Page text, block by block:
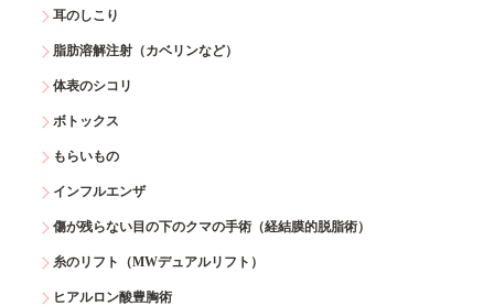
耳のしこり
脂肪溶解注射（カベリンなど）
体表のシコリ
ボトックス
もらいもの
インフルエンザ
傷が残らない目の下のクマの手術（経結膜的脱脂術）
糸のリフト（MWデュアルリフト）
ヒアルロン酸豊胸術